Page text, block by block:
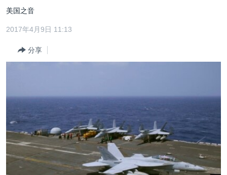
转
内
转
到
检
索
台湾
港澳
国际
欧洲
非洲
美洲
科教·文娱·体健
军事
劳工
白宫要闻
国会报道
美中关系
VOA视频
VOA今日焦点
中文广播
美国之音
2017年4月9日 11:13
分享